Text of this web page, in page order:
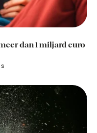
dan 1 miljard euro